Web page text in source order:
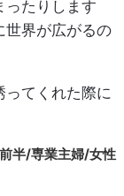
ったりします
世界が広がるの
てくれた際に
半/専業主婦/女性